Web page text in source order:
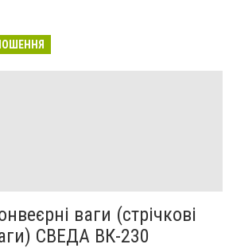
ваги (стрічкові
СВЕДА ВК-230